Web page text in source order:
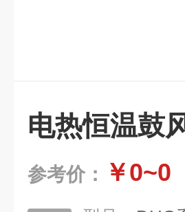
电热恒温鼓
参考价： ￥0~0